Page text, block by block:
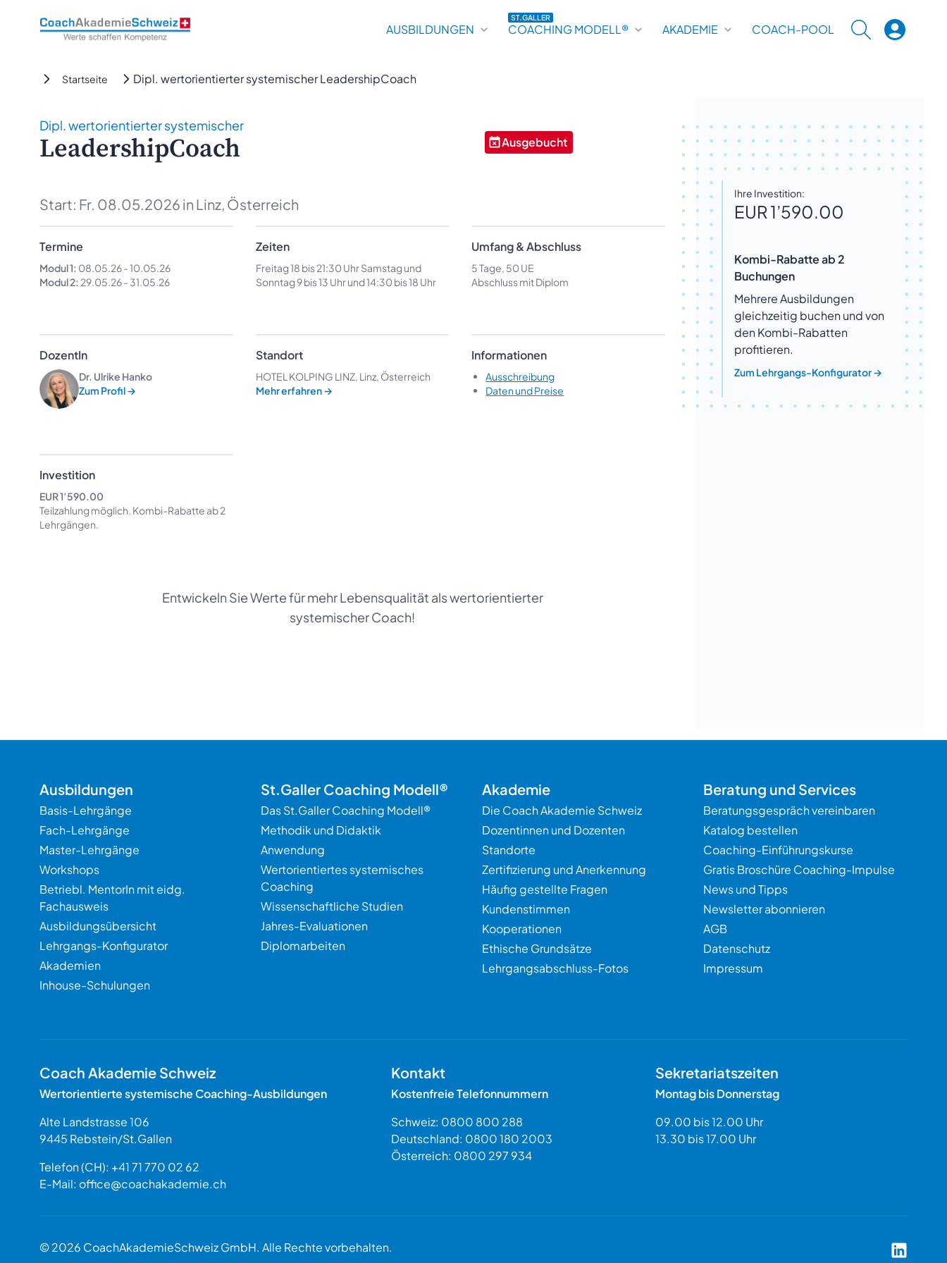
CoachAkademieSchweiz AUSBILDUNGEN
ST.GALLER
COACHING MODELL® AKADEMIE COACH-POOL SUCHE
Startseite Dipl. wertorientierter systemischer LeadershipCoach
Dipl. wertorientierter systemischer
LeadershipCoach Ausgebucht
Ihre Investition:
EUR 1’590.00
Kombi-Rabatte ab 2
Buchungen
Mehrere Ausbildungen
gleichzeitig buchen und von
den Kombi-Rabatten
profitieren.
Zum Lehrgangs-Konfigurator→
Start: Fr. 08.05.2026 in Linz, Österreich
Termine
Modul 1: 08.05.26-10.05.26
Modul 2: 29.05.26- 31.05.26
Zeiten
Freitag 18 bis 21:30 Uhr Samstag und
Sonntag 9 bis 13 Uhr und 14:30 bis 18 Uhr
Umfang & Abschluss
5 Tage, 50 UE
Abschluss mit Diplom
DozentIn
Dr. Ulrike Hanko
Zum Profil→
Standort
HOTEL KOLPING LINZ, Linz, Österreich
Mehr erfahren→
Informationen
Ausschreibung
Daten und Preise
Investition
EUR 1’590.00
Teilzahlung möglich. Kombi-Rabatte ab 2
Lehrgängen.
Entwickeln Sie Werte für mehr Lebensqualität als wertorientierter
systemischer Coach!
Ausbildungen
Basis-Lehrgänge
Fach-Lehrgänge
Master-Lehrgänge
Workshops
Betriebl. MentorIn mit eidg.
Fachausweis
Ausbildungsübersicht
Lehrgangs-Konfigurator
Akademien
Inhouse-Schulungen
St.Galler Coaching Modell®
Das St.Galler Coaching Modell®
Methodik und Didaktik
Anwendung
Wertorientiertes systemisches
Coaching
Wissenschaftliche Studien
Jahres-Evaluationen
Diplomarbeiten
Akademie
Die Coach Akademie Schweiz
Dozentinnen und Dozenten
Standorte
Zertifizierung und Anerkennung
Häufig gestellte Fragen
Kundenstimmen
Kooperationen
Ethische Grundsätze
Lehrgangsabschluss-Fotos
Beratung und Services
Beratungsgespräch vereinbaren
Katalog bestellen
Coaching-Einführungskurse
Gratis Broschüre Coaching-Impulse
News und Tipps
Newsletter abonnieren
AGB
Datenschutz
Impressum
Coach Akademie Schweiz
Wertorientierte systemische Coaching-Ausbildungen
Alte Landstrasse 106
9445 Rebstein/St.Gallen
Telefon (CH): +41 71 770 02 62
E-Mail: office@coachakademie.ch
Kontakt
Kostenfreie Telefonnummern
Schweiz: 0800 800 288
Deutschland: 0800 180 2003
Österreich: 0800 297 934
Sekretariatszeiten
Montag bis Donnerstag
09.00 bis 12.00 Uhr
13.30 bis 17.00 Uhr
Coach
© 2026 CoachAkademieSchweiz GmbH. Alle Rechte vorbehalten.